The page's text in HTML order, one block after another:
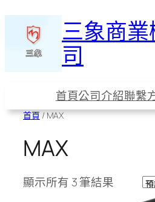
三象商
司
首頁公司介紹聯繫
首頁/ MAX
MAX
顯示所有 3 筆結果